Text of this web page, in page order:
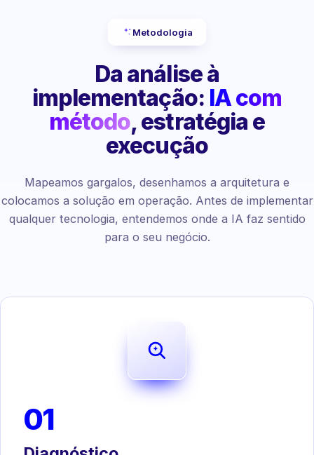
Metodologia
Da análise à
implementação: IA com
método, estratégia e
execução
Mapeamos gargalos, desenhamos a arquitetura e
colocamos a solução em operação. Antes de implementar
qualquer tecnologia, entendemos onde a IA faz sentido
para o seu negócio.
01